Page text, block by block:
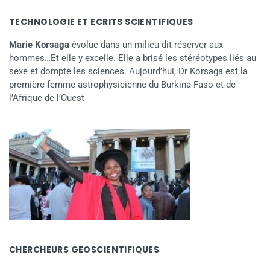
TECHNOLOGIE ET ECRITS SCIENTIFIQUES
Marie Korsaga évolue dans un milieu dit réserver aux
hommes…Et elle y excelle. Elle a brisé les stéréotypes liés au
sexe et dompté les sciences. Aujourd’hui, Dr Korsaga est la
première femme astrophysicienne du Burkina Faso et de
l’Afrique de l’Ouest
CHERCHEURS GEOSCIENTIFIQUES